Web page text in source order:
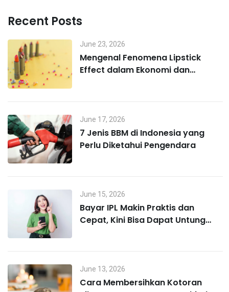
Recent Posts
June 23, 2026
Mengenal Fenomena Lipstick
Effect dalam Ekonomi dan
June 17, 2026
7 Jenis BBM di Indonesia yang
Perlu Diketahui Pengendara
June 15, 2026
Bayar IPL Makin Praktis dan
Cepat, Kini Bisa Dapat Untung
June 13, 2026
Cara Membersihkan Kotoran